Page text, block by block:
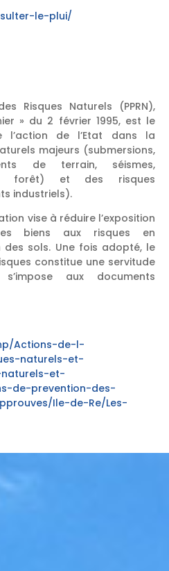
le-plui/
Risques Naturels (PPRN),
» du 2 février 1995, est le
l’action de l’Etat dans la
majeurs (submersions,
de terrain, séismes,
forêt) et des risques
industriels).
vise à réduire l’exposition
biens aux risques en
des sols. Une fois adopté, le
constitue une servitude
aux documents
Actions-de-l-
naturels-et-
naturels-et-
de-prevention-des-
Ile-de-Re/Les-